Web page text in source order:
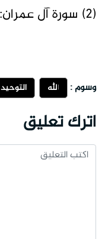
(2) سورة آل عمران: 64
وسوم : الله التوحيد
اترك تعليق